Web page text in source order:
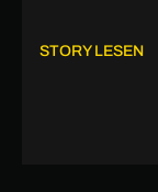
STORY LESEN